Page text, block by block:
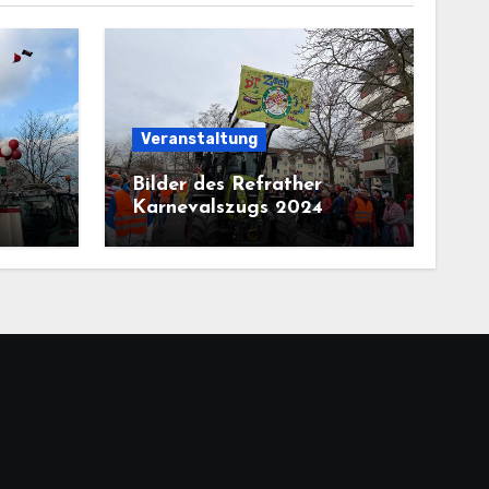
Veranstaltung
Bilder des Refrather
Karnevalszugs 2024